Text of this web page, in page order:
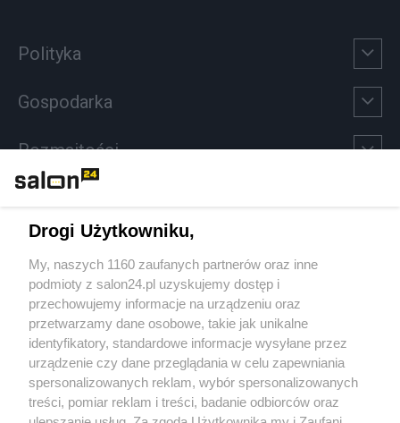
Polityka
Gospodarka
Rozmaitości
Sport
Społeczeństwo
Kultura
Drogi Użytkowniku,
My, naszych 1160 zaufanych partnerów oraz inne
podmioty z salon24.pl uzyskujemy dostęp i
przechowujemy informacje na urządzeniu oraz
przetwarzamy dane osobowe, takie jak unikalne
identyfikatory, standardowe informacje wysyłane przez
urządzenie czy dane przeglądania w celu zapewniania
spersonalizowanych reklam, wybór spersonalizowanych
treści, pomiar reklam i treści, badanie odbiorców oraz